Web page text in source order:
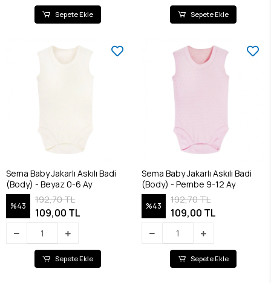
Sepete Ekle Sepete Ekle
Sema Baby Jakarlı Askılı Badi
(Body) - Beyaz 0-6 Ay
%43
192,70 TL
109,00 TL
Sepete Ekle
Sema Baby Jakarlı Askılı Badi
(Body) - Pembe 9-12 Ay
%43
192,70 TL
109,00 TL
Sepete Ekle